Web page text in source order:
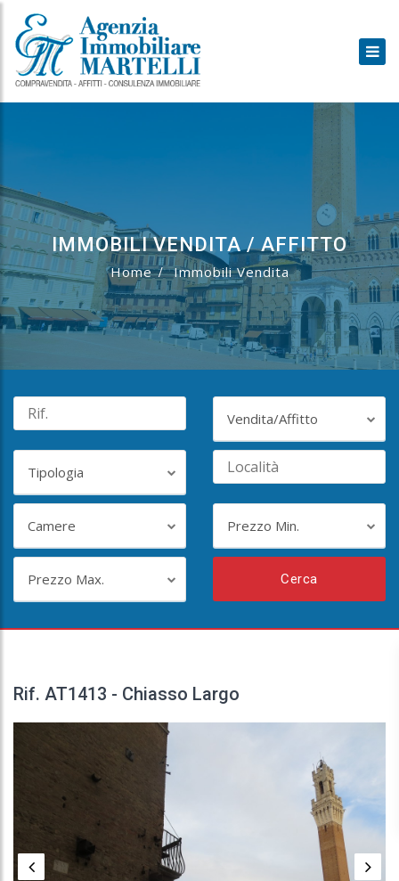
IMMOBILI VENDITA / AFFITTO
Home Immobili Vendita
Vendita/Affitto
Tipologia
Camere Prezzo Min.
Prezzo Max. Cerca
Rif. AT1413 - Chiasso Largo